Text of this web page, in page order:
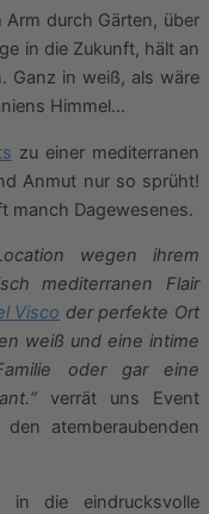
durch Gärten, über
in die Zukunft, hält an
Ganz in weiß, als wäre
Himmel…
zu einer mediterranen
Anmut nur so sprüht!
manch Dagewesenes.
wegen ihrem
mediterranen Flair
Visco der perfekte Ort
weiß und eine intime
oder gar eine
verrät uns Event
atemberaubenden
in die eindrucksvolle